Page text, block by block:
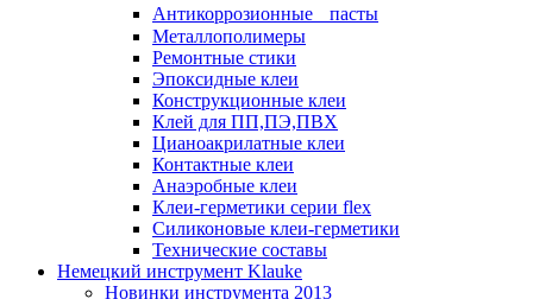
Антикоррозионные пасты
Металлополимеры
Ремонтные стики
Эпоксидные клеи
Конструкционные клеи
Клей для ПП,ПЭ,ПВХ
Цианоакрилатные клеи
Контактные клеи
Анаэробные клеи
Клеи-герметики серии flex
Силиконовые клеи-герметики
Технические составы
Немецкий инструмент Klauke
Новинки инструмента 2013